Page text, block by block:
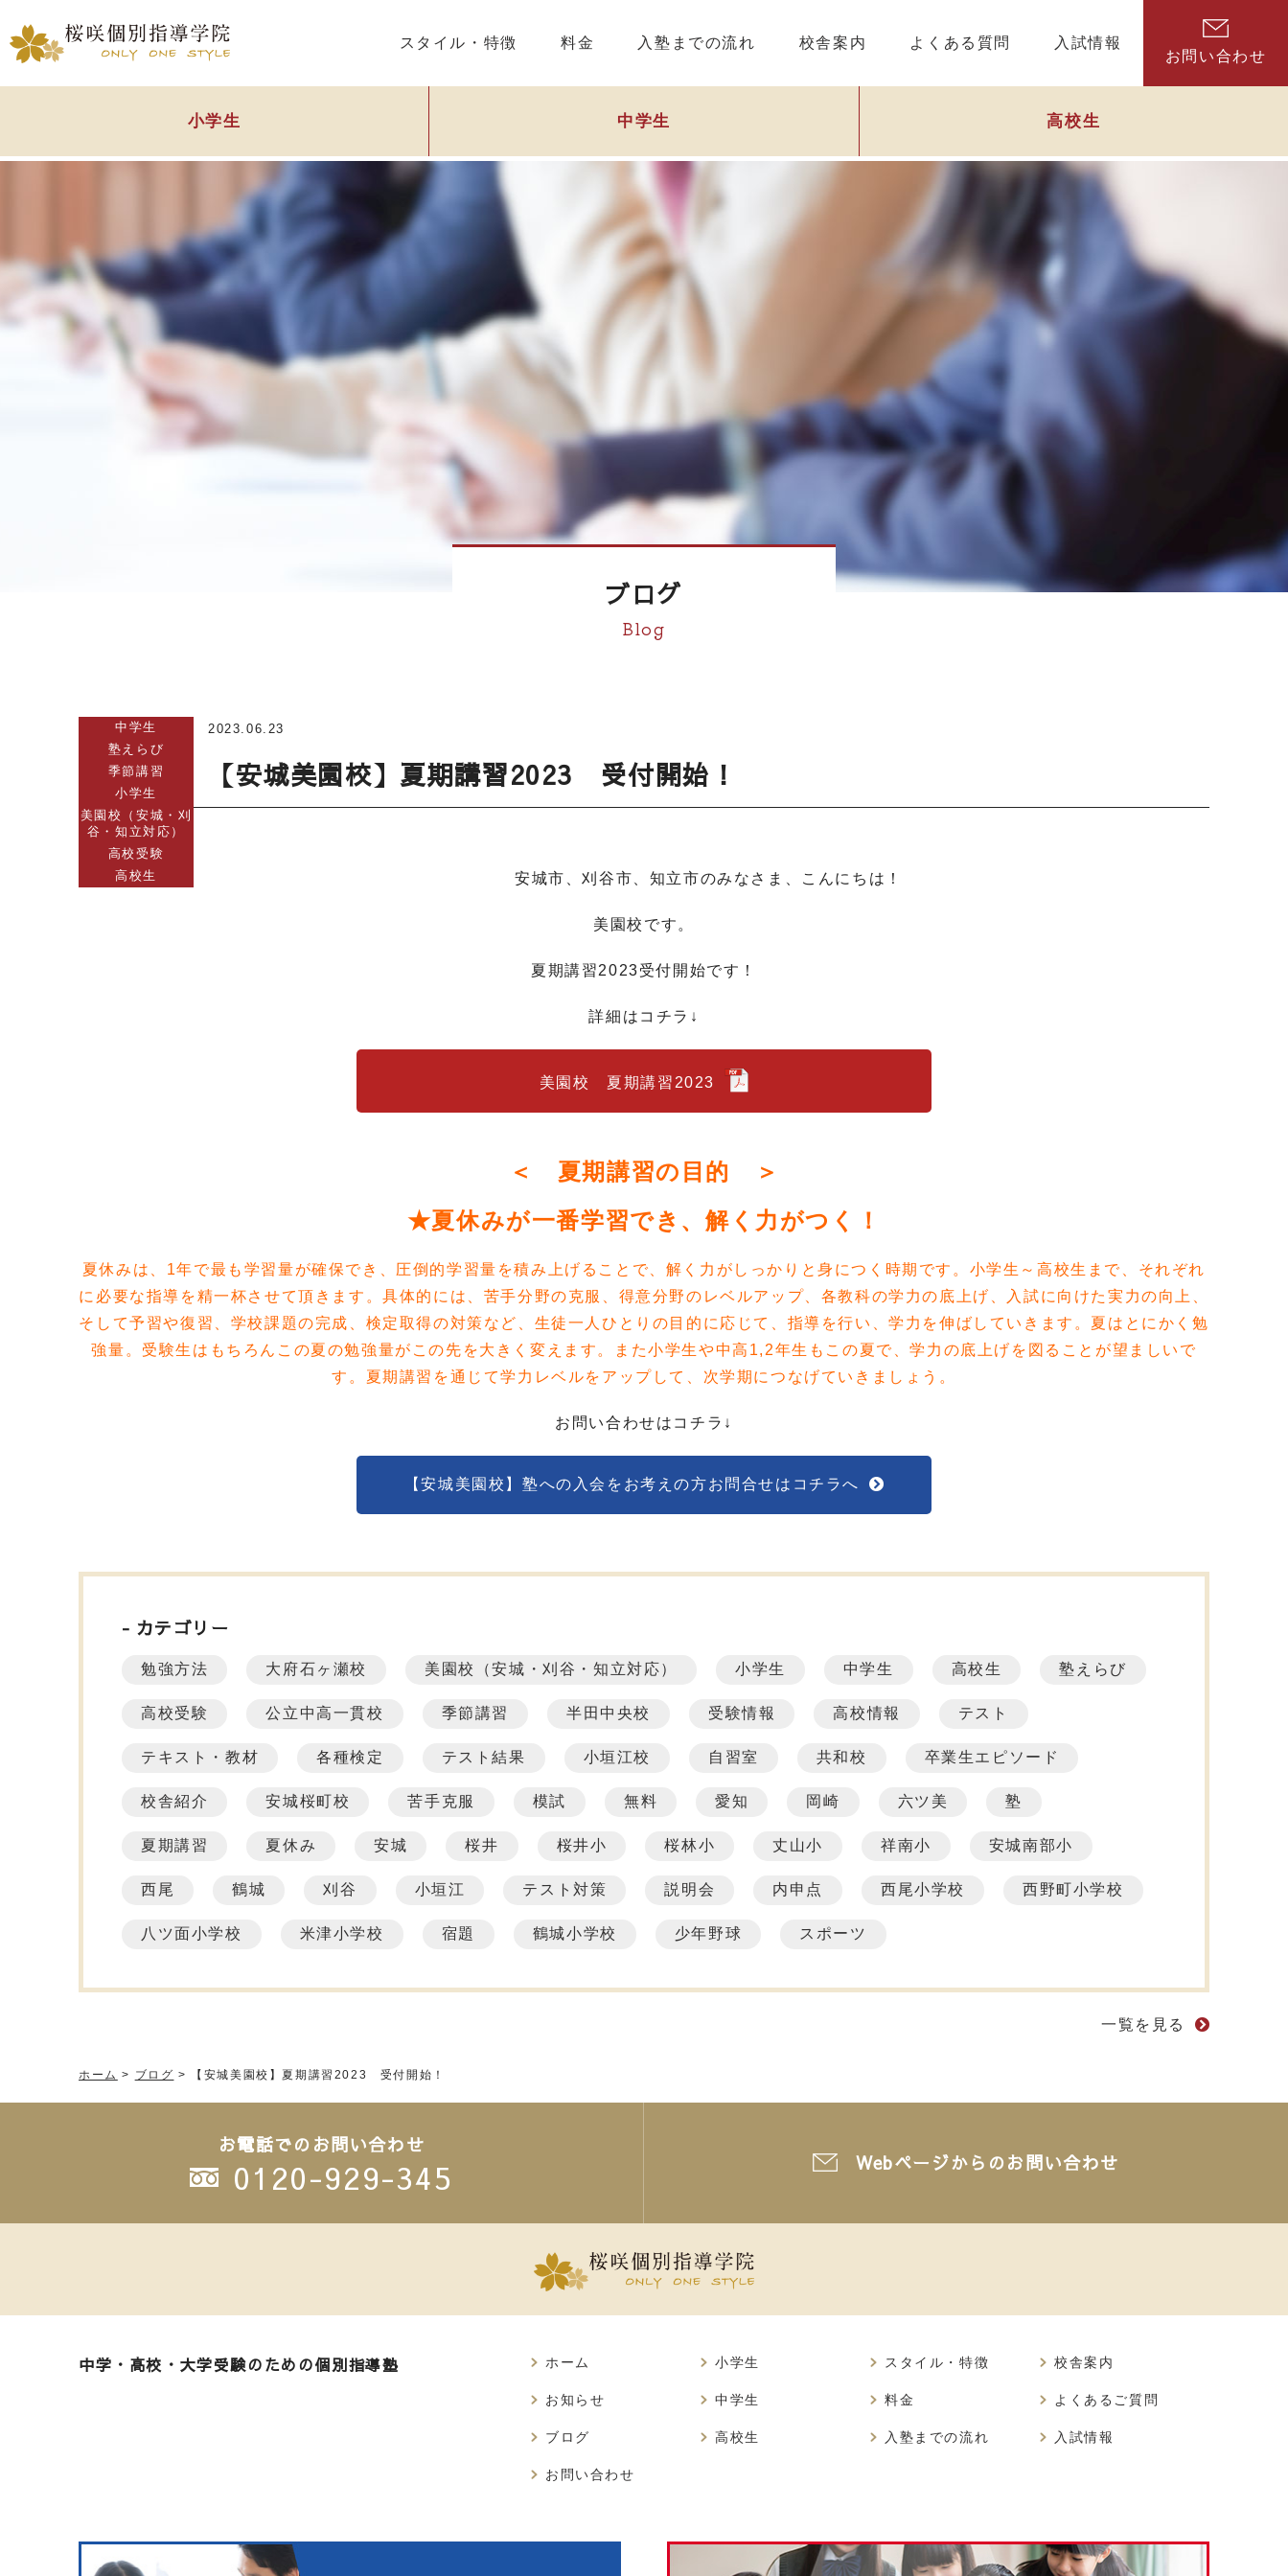
スタイル・特徴 料金 入塾までの流れ 校舎案内 よくある質問
入試情報
お問い合わせ
小学生 中学生 高校生
ブログ
Blog
中学生
塾えらび
季節講習
小学生
美園校（安城・刈
谷・知立対応）
高校受験
高校生
2023.06.23
【安城美園校】夏期講習2023 受付開始！
安城市、刈谷市、知立市のみなさま、こんにちは！
美園校です。
夏期講習2023受付開始です！
詳細はコチラ↓
美園校 夏期講習2023
＜ 夏期講習の目的 ＞
★夏休みが一番学習でき、解く力がつく！
夏休みは、1年で最も学習量が確保でき、圧倒的学習量を積み上げることで、解く力がしっかりと身につく時期です。小学生～高校生まで、それぞれ
に必要な指導を精一杯させて頂きます。具体的には、苦手分野の克服、得意分野のレベルアップ、各教科の学力の底上げ、入試に向けた実力の向上、
そして予習や復習、学校課題の完成、検定取得の対策など、生徒一人ひとりの目的に応じて、指導を行い、学力を伸ばしていきます。夏はとにかく勉
強量。受験生はもちろんこの夏の勉強量がこの先を大きく変えます。また小学生や中高1,2年生もこの夏で、学力の底上げを図ることが望ましいで
す。夏期講習を通じて学力レベルをアップして、次学期につなげていきましょう。
お問い合わせはコチラ↓
【安城美園校】塾への入会をお考えの方お問合せはコチラへ
カテゴリー
勉強方法 大府石ヶ瀬校 美園校（安城・刈谷・知立対応） 小学生 中学生 高校生 塾えらび
高校受験 公立中高一貫校 季節講習 半田中央校 受験情報 高校情報 テスト
テキスト・教材 各種検定 テスト結果 小垣江校 自習室 共和校 卒業生エピソード
校舎紹介 安城桜町校 苦手克服 模試 無料 愛知 岡崎 六ツ美 塾
夏期講習 夏休み 安城 桜井 桜井小 桜林小 丈山小 祥南小 安城南部小
西尾 鶴城 刈谷 小垣江 テスト対策 説明会 内申点 西尾小学校 西野町小学校
八ツ面小学校 米津小学校 宿題 鶴城小学校 少年野球 スポーツ
一覧を見る
ホーム > ブログ > 【安城美園校】夏期講習2023 受付開始！
お電話でのお問い合わせ
0120-929-345 Webページからのお問い合わせ
中学・高校・大学受験のための個別指導塾 ホーム
お知らせ
ブログ
お問い合わせ
小学生
中学生
高校生
スタイル・特徴
料金
入塾までの流れ
校舎案内
よくあるご質問
入試情報